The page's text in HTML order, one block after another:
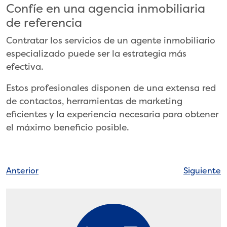
Confíe en una agencia inmobiliaria
de referencia
Contratar los servicios de un agente inmobiliario
especializado puede ser la estrategia más
efectiva.
Estos profesionales disponen de una extensa red
de contactos, herramientas de marketing
eficientes y la experiencia necesaria para obtener
el máximo beneficio posible.
Navegación
Anterior Siguiente